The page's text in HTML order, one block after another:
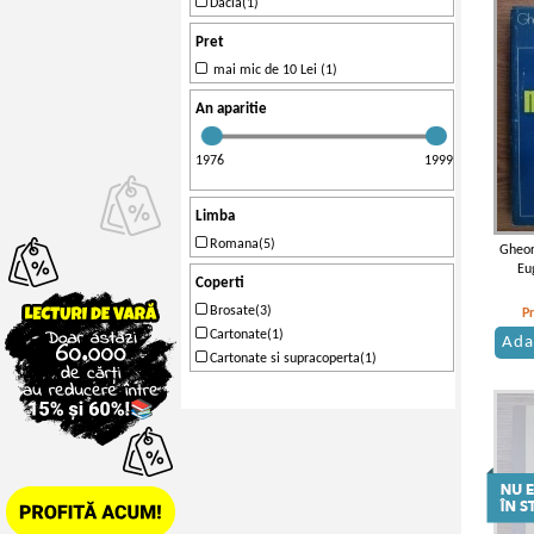
Dacia(1)
Pret
mai mic de 10 Lei (1)
An aparitie
1976 1999
Limba
Romana(5)
Coperti
Brosate(3)
Cartonate(1)
Cartonate si supracoperta(1)